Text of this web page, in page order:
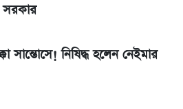
দাম, এক মাসের মধ্যে সর্বোচ্চ
স্বর্ণের দাম
সরকার
সান্তোসে! নিষিদ্ধ হলেন নেইমার